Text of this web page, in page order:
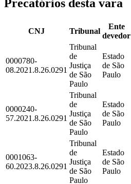
Precatórios desta vara
CNJ Tribunal
Ente
devedor
0000780-
08.2021.8.26.0291
Tribunal
de
Justiça
de São
Paulo
Estado
de São
Paulo
0000240-
57.2021.8.26.0291
Tribunal
de
Justiça
de São
Paulo
Estado
de São
Paulo
0001063-
60.2023.8.26.0291
Tribunal
de
Justiça
de São
Paulo
Estado
de São
Paulo